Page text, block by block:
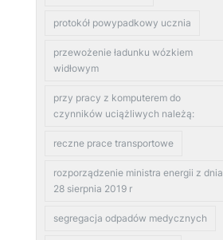
protokół powypadkowy ucznia
przewożenie ładunku wózkiem
widłowym
przy pracy z komputerem do
czynników uciążliwych należą:
reczne prace transportowe
rozporządzenie ministra energii z dnia
28 sierpnia 2019 r
segregacja odpadów medycznych